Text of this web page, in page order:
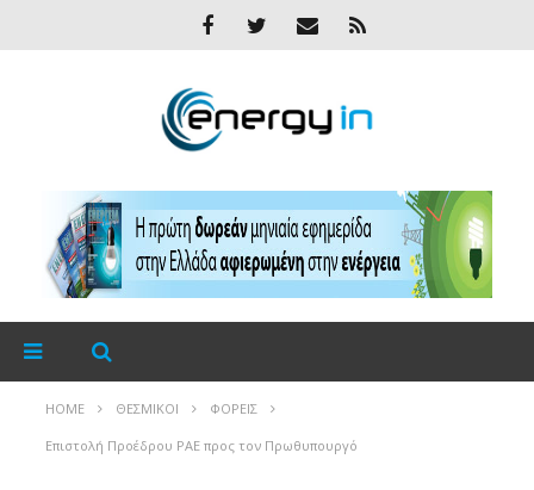
HOME ΘΕΣΜΙΚΟΊ ΦΟΡΕΊΣ
Επιστολή Προέδρου ΡΑΕ προς τον Πρωθυπουργό